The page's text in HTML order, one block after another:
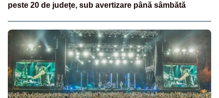
peste 20 de județe, sub avertizare până sâmbătă